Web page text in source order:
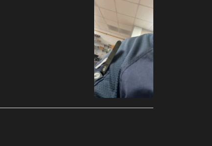
Benín (MXN $)
Bermudas (MXN $)
Bielorrusia (MXN $)
Bolivia (MXN $)
Herzegovina (MXN
Botsuana (MXN $)